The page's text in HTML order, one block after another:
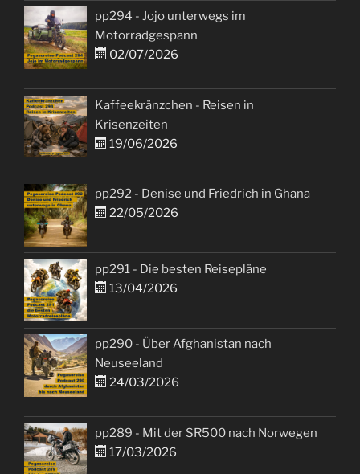
pp294 - Jojo unterwegs im
Motorradgespann
02/07/2026
Kaffeekränzchen - Reisen in
Krisenzeiten
19/06/2026
pp292 - Denise und Friedrich in Ghana
22/05/2026
pp291 - Die besten Reisepläne
13/04/2026
pp290 - Über Afghanistan nach
Neuseeland
24/03/2026
pp289 - Mit der SR500 nach Norwegen
17/03/2026